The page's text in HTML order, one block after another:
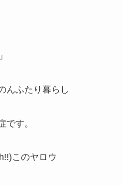
んふたり暮らし
す。
このヤロウ